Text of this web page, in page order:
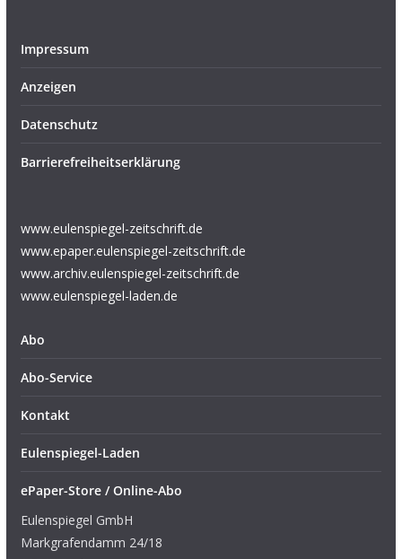
Impressum
Anzeigen
Datenschutz
Barrierefreiheitserklärung
www.eulenspiegel-zeitschrift.de
www.epaper.eulenspiegel-zeitschrift.de
www.archiv.eulenspiegel-zeitschrift.de
www.eulenspiegel-laden.de
Abo
Abo-Service
Kontakt
Eulenspiegel-Laden
ePaper-Store / Online-Abo
Eulenspiegel GmbH
Markgrafendamm 24/18